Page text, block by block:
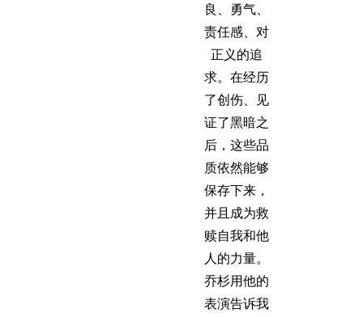
良、勇气、
责任感、对
正义的追
求。在经历
了创伤、见
证了黑暗之
后，这些品
质依然能够
保存下来，
并且成为救
赎自我和他
人的力量。
乔杉用他的
表演告诉我